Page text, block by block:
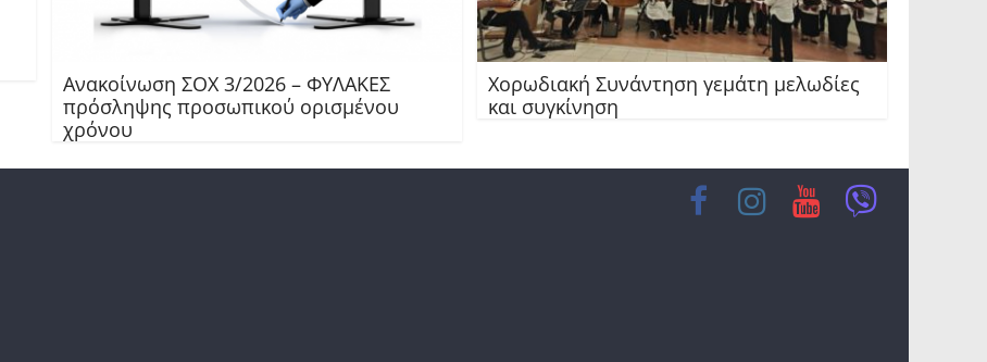
Ανακοίνωση ΣΟΧ 3/2026 – ΦΥΛΑΚΕΣ
πρόσληψης προσωπικού ορισμένου
χρόνου
Χορωδιακή Συνάντηση γεμάτη μελωδίες
και συγκίνηση